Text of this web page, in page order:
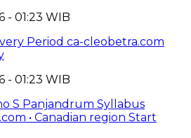
- 01:23 WIB
Period ca-cleobetra.com
- 01:23 WIB
S Panjandrum Syllabus
• Canadian region Start